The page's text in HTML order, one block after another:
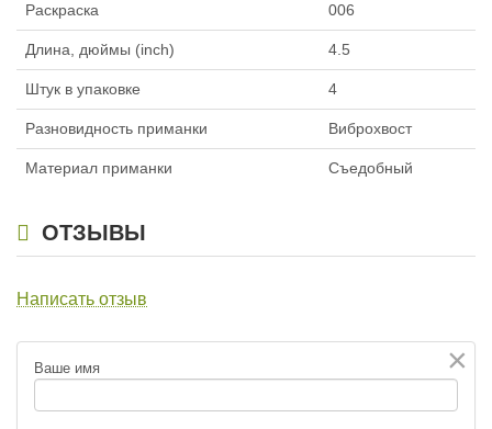
Силиконовая приманка Fanatik
Boxer 4.5″ 004
Длина приманки:
Силиконовая приманка Fanatik
Boxer 4.5″ 006
Длина приманки:
Силиконовая приманка Fanatik
Раскраска 006
Длина, дюймы (inch) 4.5
Штук в упаковке 4
Разновидность приманки Виброхвост
Материал приманки Съедобный
ОТЗЫВЫ
Написать отзыв
×
Ваше имя